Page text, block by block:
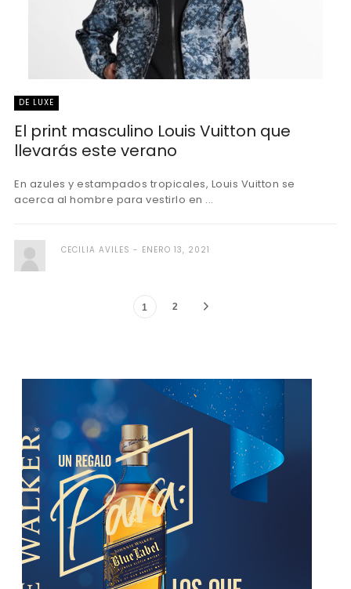
DE LUXE
El print masculino Louis Vuitton que
llevarás este verano
En azules y estampados tropicales, Louis Vuitton se
acerca al hombre para vestirlo en ...
CECILIA AVILES ENERO 13, 2021
1 2